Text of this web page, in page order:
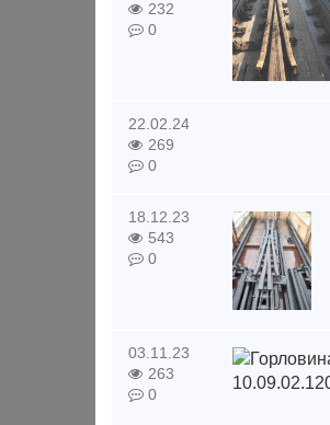
232
0
22.02.24
269
0
18.12.23
543
0
03.11.23
263
0